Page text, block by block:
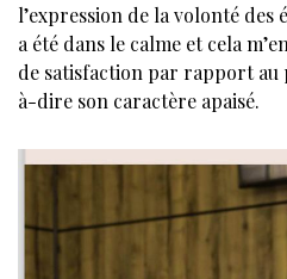
l’expression de la volonté des
a été dans le calme et cela
de satisfaction par rapport au
à-dire son caractère apaisé.